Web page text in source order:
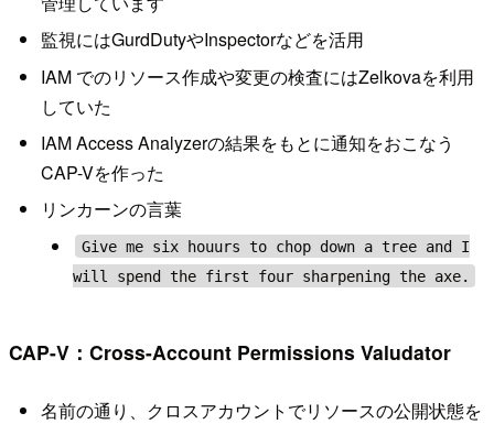
監視にはGurdDutyやInspectorなどを活用
IAM でのリソース作成や変更の検査にはZelkovaを利用
していた
IAM Access Analyzerの結果をもとに通知をおこなう
CAP-Vを作った
リンカーンの言葉
Give me six houurs to chop down a tree and I
will spend the first four sharpening the axe.
CAP-V：Cross-Account Permissions Valudator
名前の通り、クロスアカウントでリソースの公開状態を